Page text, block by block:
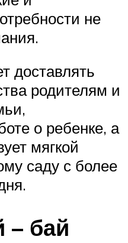
не
доставлять
родителям и
о ребенке, а
мягкой
саду с более
– бай